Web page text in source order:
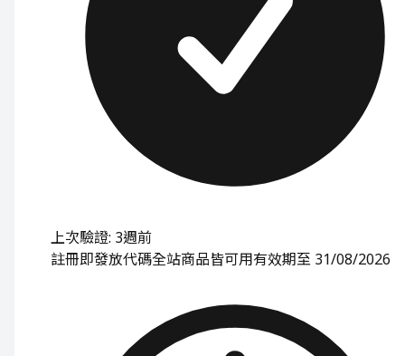
上次驗證: 3週前
註冊即發放代碼全站商品皆可用有效期至 31/08/2026